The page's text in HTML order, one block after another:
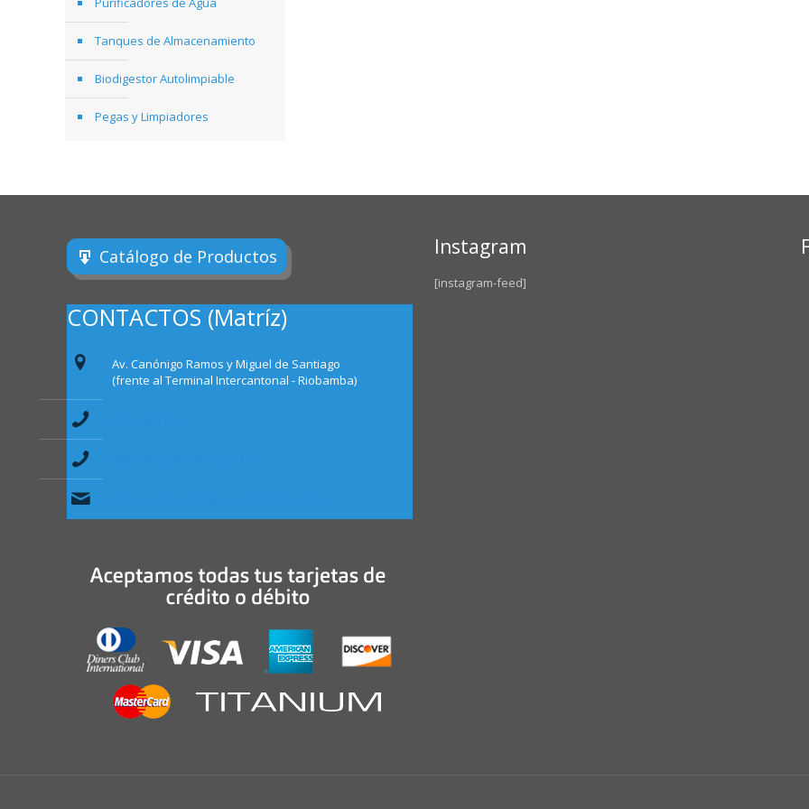
Tanques de Almacenamiento
Biodigestor Autolimpiable
Pegas y Limpiadores
Catálogo de Productos
CONTACTOS (Matríz)
Av. Canónigo Ramos y Miguel de Santiago
(frente al Terminal Intercantonal - Riobamba)
Instagram
[instagram-feed]